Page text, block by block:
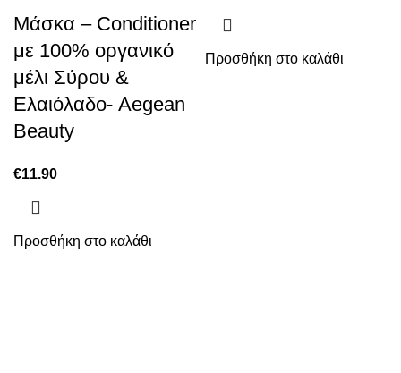
Μάσκα – Conditioner
με 100% οργανικό
μέλι Σύρου &
Ελαιόλαδο- Aegean
Beauty
€11.90
Προσθήκη στο καλάθι
Προσθήκη στο καλάθι